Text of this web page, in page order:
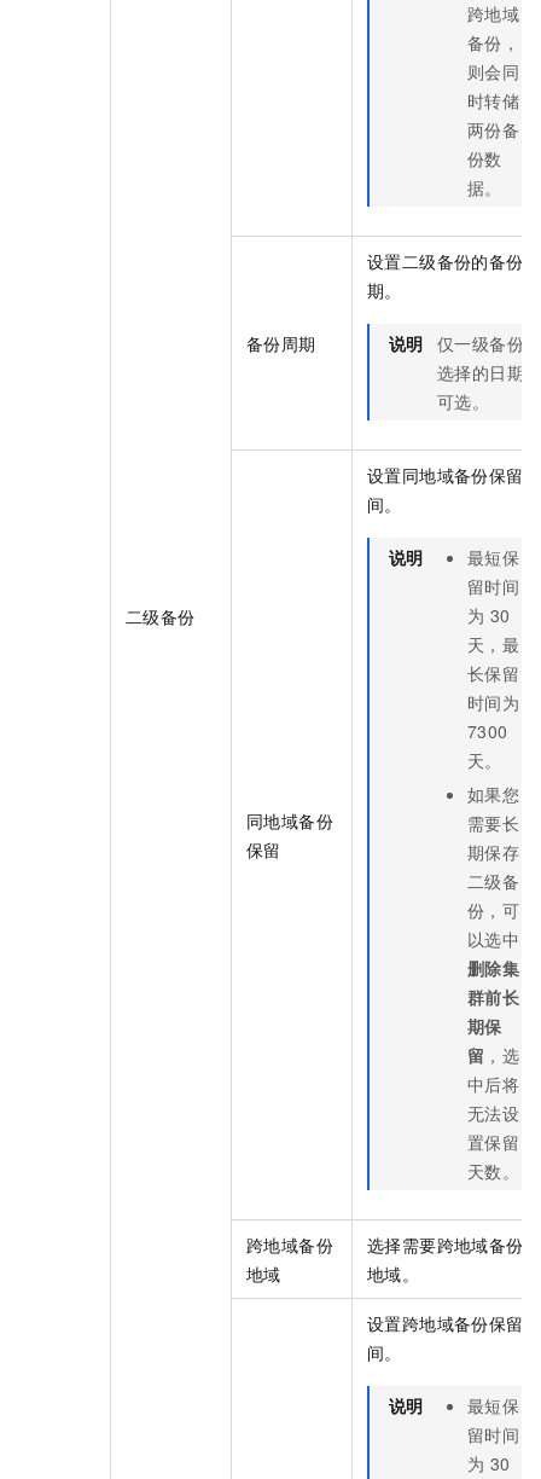
二级备份
跨地域
备份，
则会同
时转储
两份备
份数
据。
备份周期
设置二级备份的备份周
期。
说明 仅一级备份
选择的日期
可选。
同地域备份
保留
设置同地域备份保留时
间。
说明
最短保
留时间
为 30
天，最
长保留
时间为
7300
天。
如果您
需要长
期保存
二级备
份，可
以选中
删除集
群前长
期保
留 ，选
中后将
无法设
置保留
天数。
跨地域备份
地域
选择需要跨地域备份的
地域。
设置跨地域备份保留时
间。
说明
最短保
留时间
为 30